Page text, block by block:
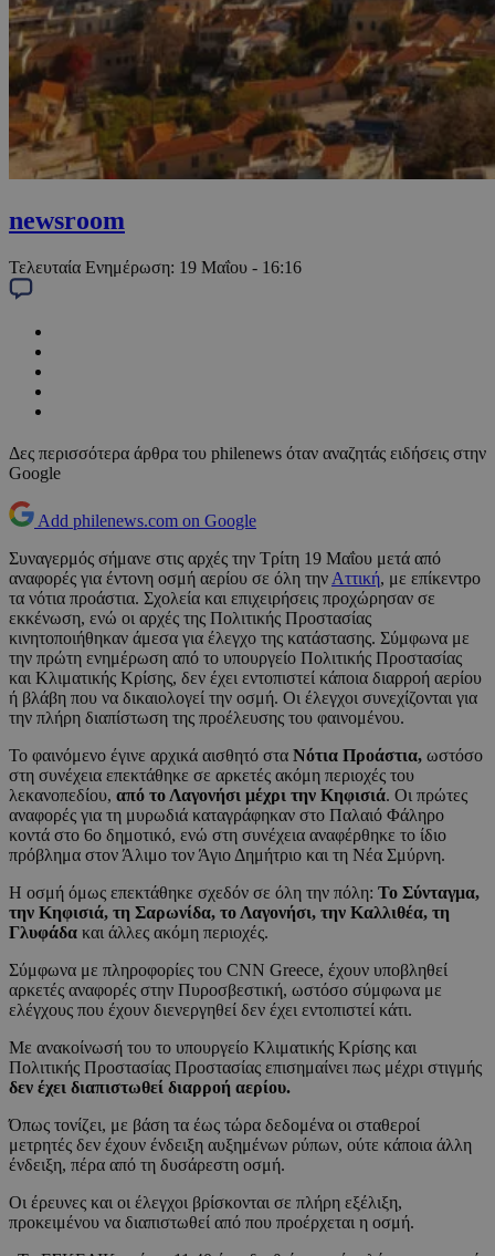
newsroom
Τελευταία Ενημέρωση: 19 Μαΐου - 16:16
Δες περισσότερα άρθρα του philenews όταν αναζητάς ειδήσεις στην
Google
Add philenews.com on Google
Συναγερμός σήμανε στις αρχές την Τρίτη 19 Μαΐου μετά από
αναφορές για έντονη οσμή αερίου σε όλη την Αττική, με επίκεντρο
τα νότια προάστια. Σχολεία και επιχειρήσεις προχώρησαν σε
εκκένωση, ενώ οι αρχές της Πολιτικής Προστασίας
κινητοποιήθηκαν άμεσα για έλεγχο της κατάστασης. Σύμφωνα με
την πρώτη ενημέρωση από το υπουργείο Πολιτικής Προστασίας
και Κλιματικής Κρίσης, δεν έχει εντοπιστεί κάποια διαρροή αερίου
ή βλάβη που να δικαιολογεί την οσμή. Οι έλεγχοι συνεχίζονται για
την πλήρη διαπίστωση της προέλευσης του φαινομένου.
Το φαινόμενο έγινε αρχικά αισθητό στα Νότια Προάστια, ωστόσο
στη συνέχεια επεκτάθηκε σε αρκετές ακόμη περιοχές του
λεκανοπεδίου, από το Λαγονήσι μέχρι την Κηφισιά. Οι πρώτες
αναφορές για τη μυρωδιά καταγράφηκαν στο Παλαιό Φάληρο
κοντά στο 6ο δημοτικό, ενώ στη συνέχεια αναφέρθηκε το ίδιο
πρόβλημα στον Άλιμο τον Άγιο Δημήτριο και τη Νέα Σμύρνη.
Η οσμή όμως επεκτάθηκε σχεδόν σε όλη την πόλη: Το Σύνταγμα,
την Κηφισιά, τη Σαρωνίδα, το Λαγονήσι, την Καλλιθέα, τη
Γλυφάδα και άλλες ακόμη περιοχές.
Σύμφωνα με πληροφορίες του CNN Greece, έχουν υποβληθεί
αρκετές αναφορές στην Πυροσβεστική, ωστόσο σύμφωνα με
ελέγχους που έχουν διενεργηθεί δεν έχει εντοπιστεί κάτι.
Με ανακοίνωσή του το υπουργείο Κλιματικής Κρίσης και
Πολιτικής Προστασίας Προστασίας επισημαίνει πως μέχρι στιγμής
δεν έχει διαπιστωθεί διαρροή αερίου.
Όπως τονίζει, με βάση τα έως τώρα δεδομένα οι σταθεροί
μετρητές δεν έχουν ένδειξη αυξημένων ρύπων, ούτε κάποια άλλη
ένδειξη, πέρα από τη δυσάρεστη οσμή.
Οι έρευνες και οι έλεγχοι βρίσκονται σε πλήρη εξέλιξη,
προκειμένου να διαπιστωθεί από που προέρχεται η οσμή.